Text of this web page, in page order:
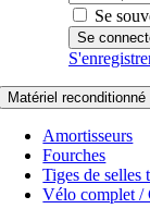
Se
Matériel reconditionné
Amortisseurs
Fourches
Tiges de selles
Vélo complet /